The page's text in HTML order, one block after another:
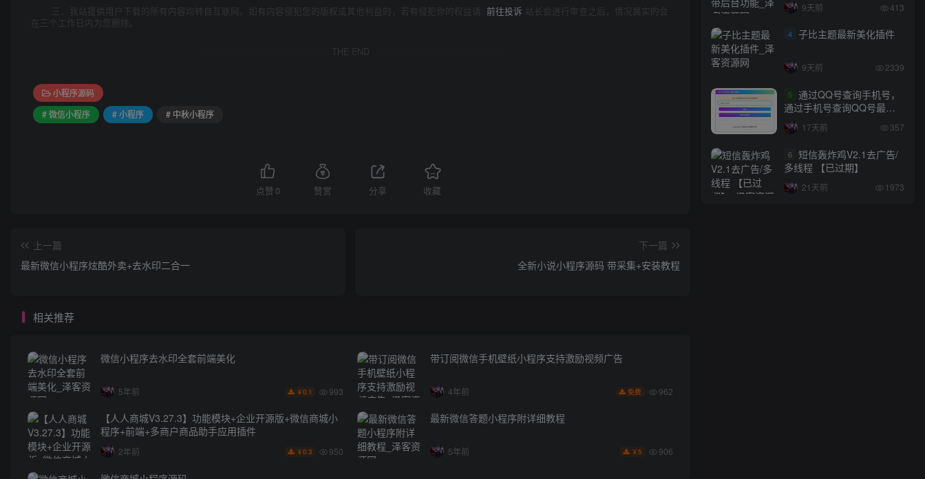
三、我站提供用户下载的所有内容均转自互联网。如有内容侵犯您的版权或其他利益的，若有侵犯你的权益请: 前往投诉 站长会进行审查之后，情况属实的会
在三个工作日内为您删除。
THE END
小程序源码
# 微信小程序
# 小程序 # 中秋小程序
点赞 0 赞赏 分享 收藏
上一篇
最新微信小程序炫酷外卖+去水印二合一
下一篇
全新小说小程序源码 带采集+安装教程
相关推荐
微信小程序去水印全套前端美化
5年前 ￥0.1 993
带订阅微信手机壁纸小程序支持激励视频广告
4年前 免费 962
【人人商城V3.27.3】功能模块+企业开源版+微信商城小
程序+前端+多商户商品助手应用插件
2年前 ￥0.3 950
最新微信答题小程序附详细教程
5年前 ￥5 906
9天前 413
4 子比主题最新美化插件
9天前 2339
5 通过QQ号查询手机号，
通过手机号查询QQ号最新
网站源码
17天前 357
6 短信轰炸鸡V2.1去广告/
多线程 【已过期】
21天前 1973